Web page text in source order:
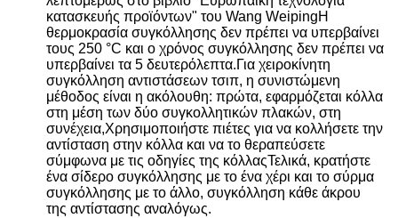
κατασκευής προϊόντων" του Wang WeipingΗ
θερμοκρασία συγκόλλησης δεν πρέπει να υπερβαίνει
τους 250 °C και ο χρόνος συγκόλλησης δεν πρέπει να
υπερβαίνει τα 5 δευτερόλεπτα.Για χειροκίνητη
συγκόλληση αντιστάσεων τσιπ, η συνιστώμενη
μέθοδος είναι η ακόλουθη: πρώτα, εφαρμόζεται κόλλα
στη μέση των δύο συγκολλητικών πλακών, στη
συνέχεια,Χρησιμοποιήστε πιέτες για να κολλήσετε την
αντίσταση στην κόλλα και να το θεραπεύσετε
σύμφωνα με τις οδηγίες της κόλλαςΤελικά, κρατήστε
ένα σίδερο συγκόλλησης με το ένα χέρι και το σύρμα
συγκόλλησης με το άλλο, συγκόλληση κάθε άκρου
της αντίστασης αναλόγως.